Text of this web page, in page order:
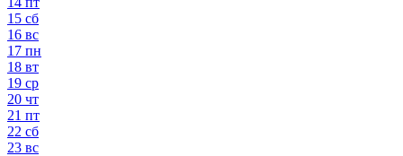
15 сб
16 вс
17 пн
18 вт
19 ср
20 чт
21 пт
22 сб
23 вс